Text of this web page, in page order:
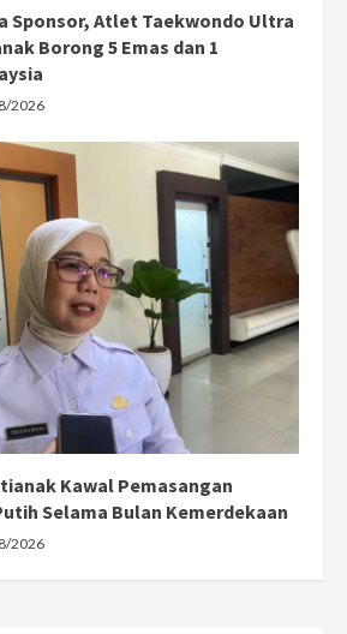
Sponsor, Atlet Taekwondo Ultra
Borong 5 Emas dan 1
2026
Kawal Pemasangan
Selama Bulan Kemerdekaan
2026